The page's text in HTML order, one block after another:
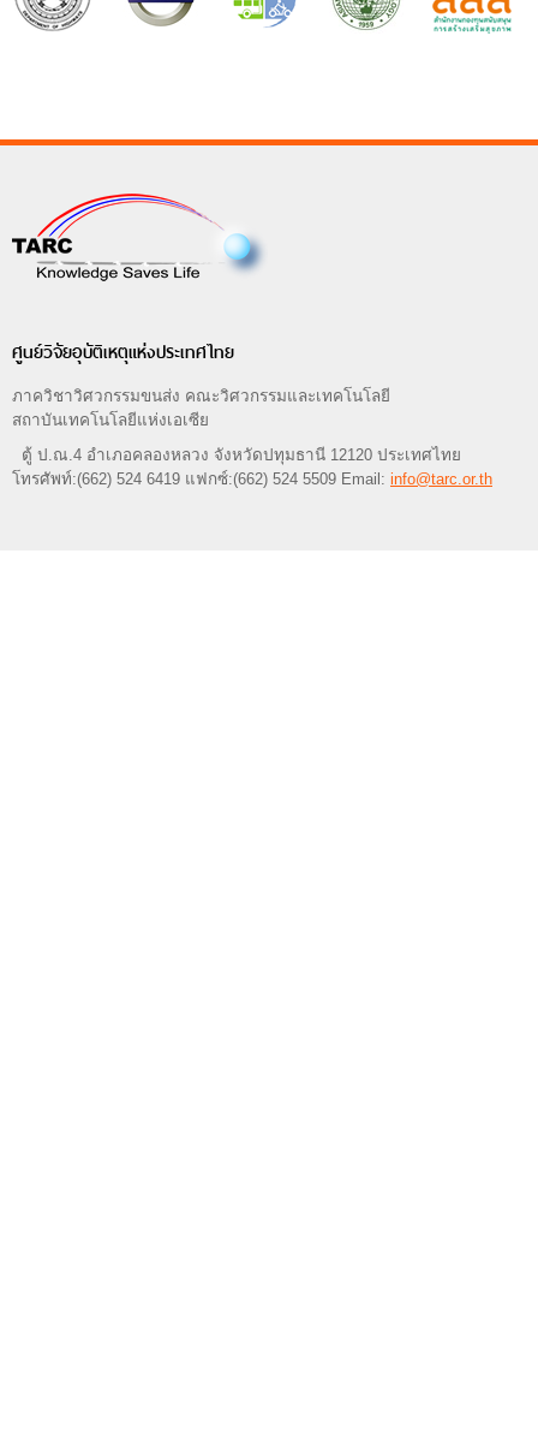
ศูนย์วิจัยอุบัติเหตุแห่งประเทศไทย
ภาควิชาวิศวกรรมขนส่ง คณะวิศวกรรมและเทคโนโลยี
สถาบันเทคโนโลยีแห่งเอเซีย
ตู้ ป.ณ.4 อำเภอคลองหลวง จังหวัดปทุมธานี 12120 ประเทศไทย
โทรศัพท์:(662) 524 6419 แฟกซ์:(662) 524 5509 Email: info@tarc.or.th